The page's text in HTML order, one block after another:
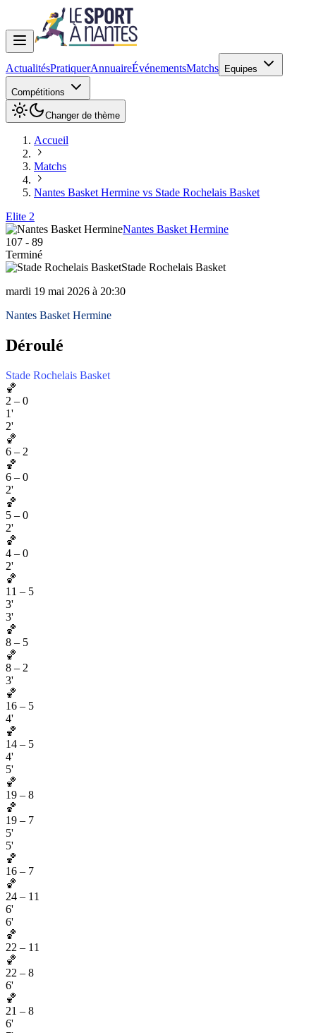
ActualitésPratiquerAnnuaireÉvénementsMatchs Equipes
Compétitions
Changer de thème
Accueil
Matchs
Nantes Basket Hermine vs Stade Rochelais Basket
Elite 2
Nantes Basket Hermine
107 - 89
Terminé
Stade Rochelais Basket
mardi 19 mai 2026 à 20:30
Nantes Basket Hermine
Déroulé
Stade Rochelais Basket
🏀
2 – 0
1'
2'
🏀
6 – 2
🏀
6 – 0
2'
🏀
5 – 0
2'
🏀
4 – 0
2'
🏀
11 – 5
3'
3'
🏀
8 – 5
🏀
8 – 2
3'
🏀
16 – 5
4'
🏀
14 – 5
4'
5'
🏀
19 – 8
🏀
19 – 7
5'
5'
🏀
16 – 7
🏀
24 – 11
6'
6'
🏀
22 – 11
🏀
22 – 8
6'
🏀
21 – 8
6'